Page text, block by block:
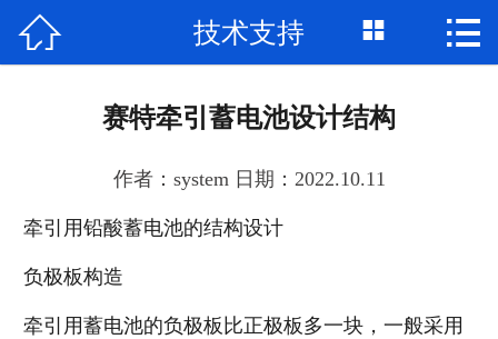
网站首页
 技术支持  
赛特牵引蓄电池设计结构
作者：system 日期：2022.10.11
牵引用铅酸蓄电池的结构设计
负极板构造
牵引用蓄电池的负极板比正极板多一块，一般采用